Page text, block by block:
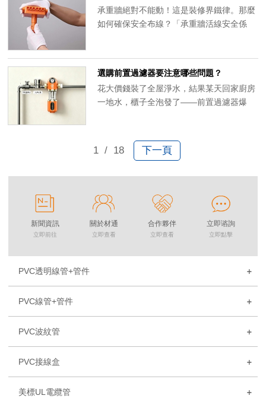
真實耐壓水平，還受材料等級、製造工藝、
結構設計共同影響。
想知道的都在這裏
承重牆絕對不能動！這是裝修界鐵律。那麼
如何確保安全布線？「承重牆活線安全係
選購前置過濾器要注意哪些問題？
花大價錢裝了全屋淨水，結果某天回家廚房
一地水，櫃子全泡發了——前置過濾器爆
石——水壓莫名其妙降了。你倒是記得定期
去擰排汙閥衝洗，結果雜質紋絲不動，拆下
的，還是給家裏埋雷的？今天不扯複雜參
數，直接拆開那些"看似省心實則埋雷"的前
置，看看爆管、漏水、水壓下降到底怎麼來
的——以及什麼樣的前置，才能真正讓你裝
1 / 18 下一頁
新聞資訊
立即前往
關於材通
立即查看
合作夥伴
立即查看
立即谘詢
立即點擊
PVC透明線管+管件
PVC線管+管件
PVC波紋管
PVC接線盒
美標UL電纜管